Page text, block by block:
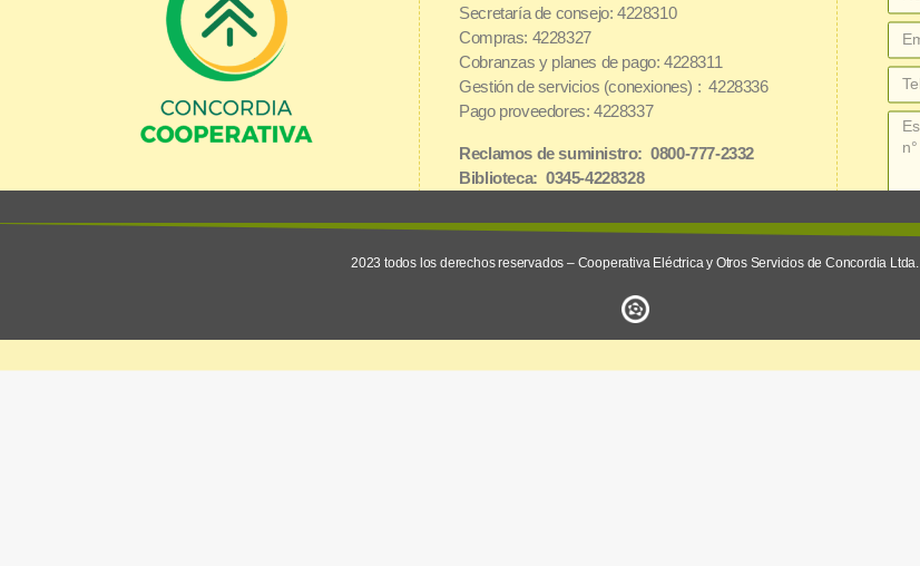
Concordia, Entre Ríos
Secretaría de consejo: 4228310
Compras: 4228327
Cobranzas y planes de pago: 4228311
Gestión de servicios (conexiones) : 4228336
Pago proveedores: 4228337
Reclamos de suministro: 0800-777-2332
Biblioteca: 0345-4228328
2023 todos los derechos reservados – Cooperativa Eléctrica y Otros Servicios de Concordia Ltda.